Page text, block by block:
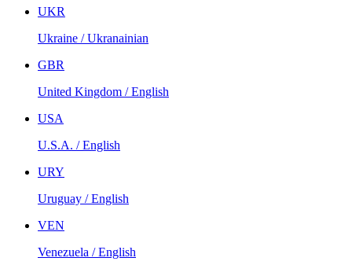
UKR
Ukraine / Ukranainian
GBR
United Kingdom / English
USA
U.S.A. / English
URY
Uruguay / English
VEN
Venezuela / English